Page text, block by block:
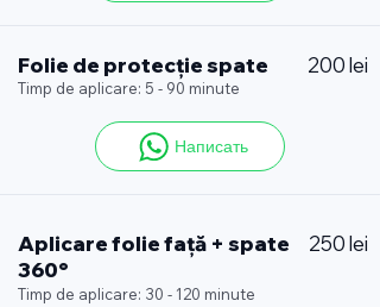
Folie de protecție spate 200 lei
Timp de aplicare: 5 - 90 minute
Написать
Aplicare folie față + spate
360°
250 lei
Timp de aplicare: 30 - 120 minute